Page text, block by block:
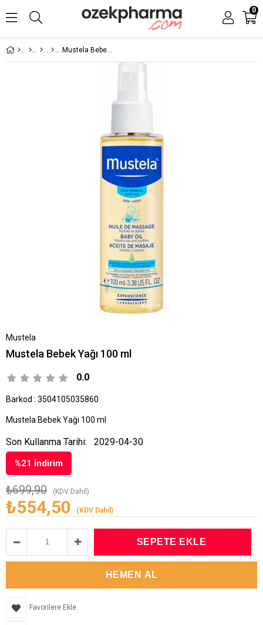
0
Mustela Bebek Yağı 100 ml
Mustela
Mustela Bebek Yağı 100 ml
0.0
Barkod : 3504105035860
Mustela Bebek Yağı 100 ml
%21 İndirim
₺699,90 (KDV Dahil)
₺554,50 (KDV Dahil)
Son Kullanma Tarihi: 2029-04-30
Favorilere Ekle